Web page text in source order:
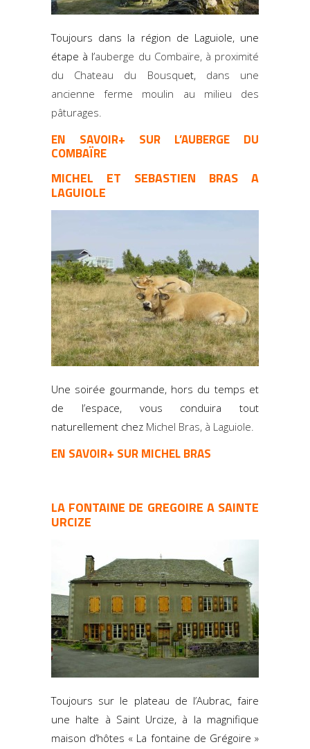
Toujours dans la région de Laguiole, une
étape à l’auberge du Combaïre, à proximité
du Chateau du Bousquet, dans une
ancienne ferme moulin au milieu des
pâturages.
EN SAVOIR+ SUR L’AUBERGE DU
COMBAÏRE
MICHEL ET SEBASTIEN BRAS A
LAGUIOLE
Une soirée gourmande, hors du temps et
de l’espace, vous conduira tout
naturellement chez Michel Bras, à Laguiole.
EN SAVOIR+ SUR MICHEL BRAS
LA FONTAINE DE GREGOIRE A SAINTE
URCIZE
Toujours sur le plateau de l’Aubrac, faire
une halte à Saint Urcize, à la magnifique
maison d’hôtes « La fontaine de Grégoire »